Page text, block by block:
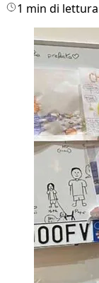
1 min di lettura